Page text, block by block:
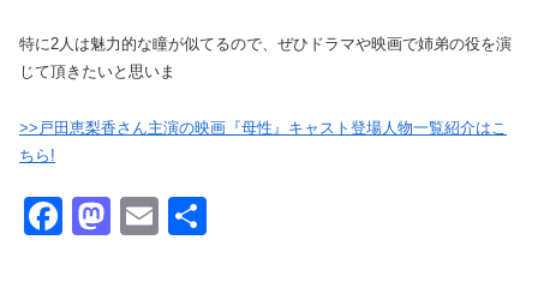
特に2人は魅力的な瞳が似てるので、ぜひドラマや映画で姉弟の役を演
じて頂きたいと思いま
>>戸田恵梨香さん主演の映画『母性』キャスト登場人物一覧紹介はこ
ちら!
F
M
E